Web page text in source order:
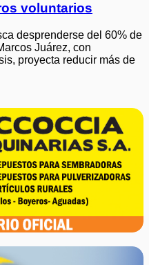
voluntarios
desprenderse del 60% de
Juárez, con
proyecta reducir más de